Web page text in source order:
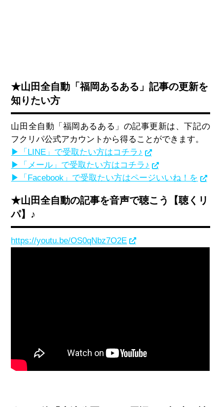
★山田全自動「福岡あるある」記事の更新を
知りたい方
山田全自動「福岡あるある」の記事更新は、下記の
フクリパ公式アカウントから得ることができます。
▶「LINE」で受取たい方はコチラ♪
▶「メール」で受取たい方はコチラ♪
▶「Facebook」で受取たい方はページいいね！を
★山田全自動の記事を音声で聴こう【聴くリ
パ】♪
https://youtu.be/OS0qNbz7O2E